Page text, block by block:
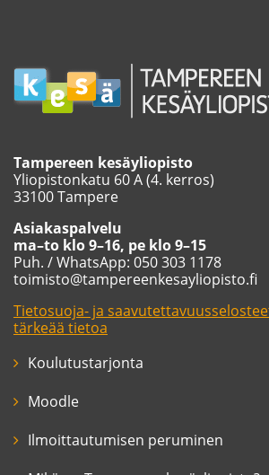
Tampereen kesäyliopisto
Yliopistonkatu 60 A (4. kerros)
33100 Tampere
Asiakaspalvelu
ma–to klo 9–16, pe klo 9–15
Puh. / WhatsApp: 050 303 1178
toimisto@tampereenkesayliopisto.fi
Tietosuoja- ja
tärkeää tietoa
Koulutustarjonta
Moodle
Ilmoittautumisen peruminen